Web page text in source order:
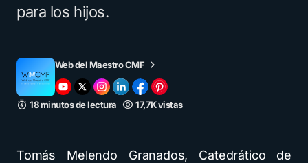
para los hijos.
Web del Maestro CMF
18 minutos de lectura 17,7K vistas
Tomás Melendo Granados, Catedrático de